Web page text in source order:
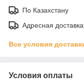
По Казахстану
Адресная
Все условия
Условия оплаты